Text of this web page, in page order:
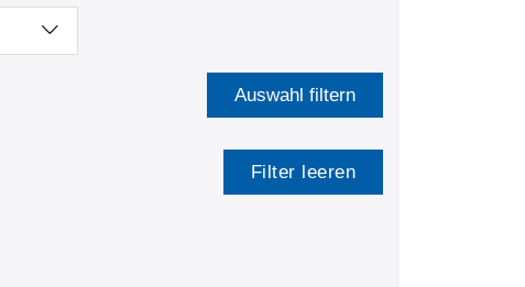
Auswahl filtern
Filter leeren